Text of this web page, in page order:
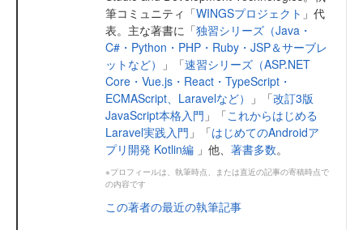
筆コミュニティ「WINGSプロジェクト 」代
表。主な著書に「独習シリーズ（Java・
C#・Python・PHP・Ruby・JSP＆サーブレ
ットなど）
」「速習シリーズ（ASP.NET
Core・Vue.js・React・TypeScript・
ECMAScript、Laravelなど）
」「改訂3版
JavaScript本格入門 」「これからはじめる
Laravel実践入門 」「はじめてのAndroidア
プリ開発 Kotlin編 」他、 著書多数。
※プロフィールは、執筆時点、または直近の記事の寄稿時点で
の内容です
この著者の最近の執筆記事